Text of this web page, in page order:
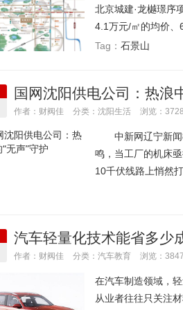
北京城建·龙樾璟序
4.1万元/㎡的均价、
Tag： 石景山
国网沈阳供电公司：热浪
作者：财阀佳 分类： 沈阳生活 浏览：3728
中新网辽宁新闻8
鸣，当工厂的机床
10千伏线路上悄然
汽车轻量化技术能省多少
作者：财阀佳 分类： 汽车教育 浏览：3847
在汽车制造领域，
从业者往往只关注